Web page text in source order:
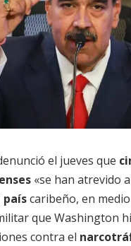
el jueves que
«se han atrevido
paíscaribeño, en
que Washington
contra el